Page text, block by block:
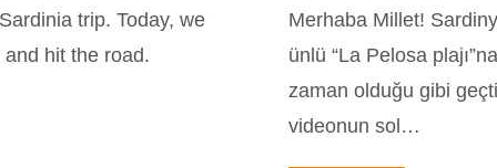
trip. Today, we
and hit the road.
Merhaba Millet!
ünlü “La Pelosa
zaman olduğu gibi
videonun sol…